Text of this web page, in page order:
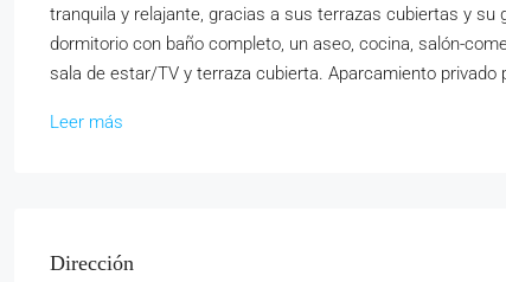
tranquila y relajante, gracias a sus terrazas cubiertas y su
dormitorio con baño completo, un aseo, cocina, salón-
sala de estar/TV y terraza cubierta. Aparcamiento privado
Leer más
Dirección